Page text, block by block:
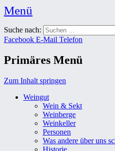
Menü
Weingut Karl Friedrich Aust
Das Weingut im Herzen der
Suche nach:
Facebook E-Mail Telefon
Primäres Menü
Zum Inhalt springen
Weingut
Wein & Sekt
Weinberge
Weinkeller
Personen
Was andere über uns
Historie